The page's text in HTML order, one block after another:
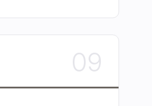
09